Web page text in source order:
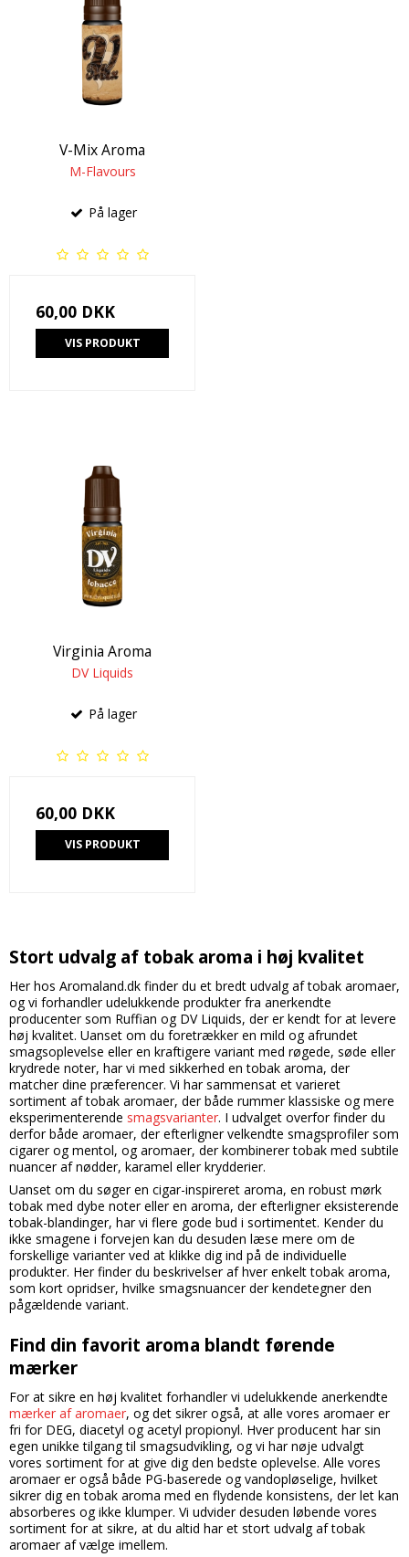
V-Mix Aroma
M-Flavours
På lager
60,00 DKK
VIS PRODUKT
Virginia Aroma
DV Liquids
På lager
60,00 DKK
VIS PRODUKT
Stort udvalg af tobak aroma i høj kvalitet
Her hos Aromaland.dk finder du et bredt udvalg af tobak aromaer,
og vi forhandler udelukkende produkter fra anerkendte
producenter som Ruffian og DV Liquids, der er kendt for at levere
høj kvalitet. Uanset om du foretrækker en mild og afrundet
smagsoplevelse eller en kraftigere variant med røgede, søde eller
krydrede noter, har vi med sikkerhed en tobak aroma, der
matcher dine præferencer. Vi har sammensat et varieret
sortiment af tobak aromaer, der både rummer klassiske og mere
eksperimenterende smagsvarianter. I udvalget overfor finder du
derfor både aromaer, der efterligner velkendte smagsprofiler som
cigarer og mentol, og aromaer, der kombinerer tobak med subtile
nuancer af nødder, karamel eller krydderier.
Uanset om du søger en cigar-inspireret aroma, en robust mørk
tobak med dybe noter eller en aroma, der efterligner eksisterende
tobak-blandinger, har vi flere gode bud i sortimentet. Kender du
ikke smagene i forvejen kan du desuden læse mere om de
forskellige varianter ved at klikke dig ind på de individuelle
produkter. Her finder du beskrivelser af hver enkelt tobak aroma,
som kort opridser, hvilke smagsnuancer der kendetegner den
pågældende variant.
Find din favorit aroma blandt førende
mærker
For at sikre en høj kvalitet forhandler vi udelukkende anerkendte
mærker af aromaer, og det sikrer også, at alle vores aromaer er
fri for DEG, diacetyl og acetyl propionyl. Hver producent har sin
egen unikke tilgang til smagsudvikling, og vi har nøje udvalgt
vores sortiment for at give dig den bedste oplevelse. Alle vores
aromaer er også både PG-baserede og vandopløselige, hvilket
sikrer dig en tobak aroma med en flydende konsistens, der let kan
absorberes og ikke klumper. Vi udvider desuden løbende vores
sortiment for at sikre, at du altid har et stort udvalg af tobak
aromaer af vælge imellem.